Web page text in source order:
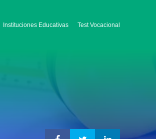
Instituciones Educativas Test Vocacional